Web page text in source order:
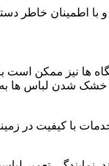
با اطمینان خاطر
ها نیز ممکن
خشک شدن لباس ها
با کیفیت در